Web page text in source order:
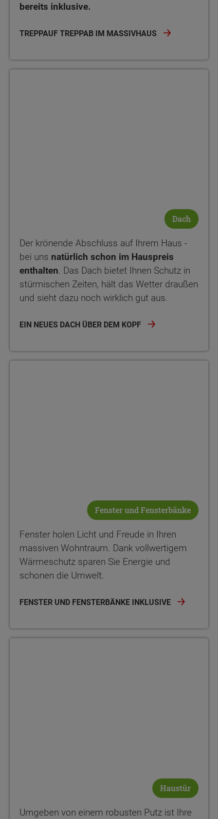
bereits inklusive.
TREPPAUF TREPPAB IM MASSIVHAUS
Dach
Der krönende Abschluss auf Ihrem Haus -
bei uns natürlich schon im Hauspreis
enthalten. Das Dach bietet Ihnen Schutz in
stürmischen Zeiten, hält das Wetter draußen
und sieht dazu noch wirklich gut aus.
EIN NEUES DACH ÜBER DEM KOPF
Fenster und Fensterbänke
Fenster holen Licht und Freude in Ihren
massiven Wohntraum. Dank vollwertigem
Wärmeschutz sparen Sie Energie und
schonen die Umwelt.
FENSTER UND FENSTERBÄNKE INKLUSIVE
Haustür
Umgeben von einem robusten Putz ist Ihre